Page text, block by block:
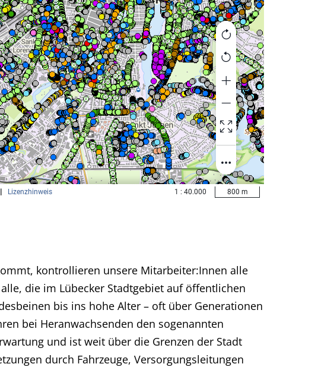
kontrollieren unsere Mitarbeiter:Innen alle
die im Lübecker Stadtgebiet auf öffentlichen
bis ins hohe Alter – oft über Generationen
bei Heranwachsenden den sogenannten
und ist weit über die Grenzen der Stadt
durch Fahrzeuge, Versorgungsleitungen